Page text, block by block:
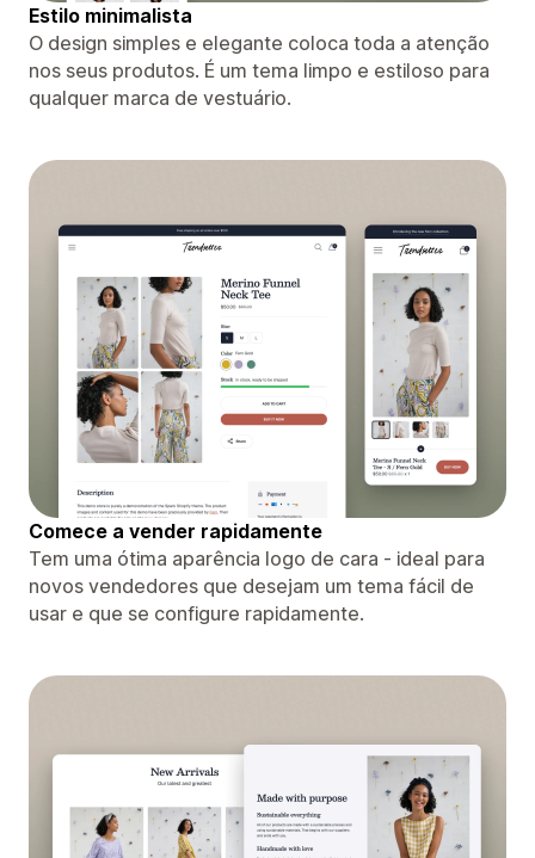
Estilo minimalista
O design simples e elegante coloca toda a atenção
nos seus produtos. É um tema limpo e estiloso para
qualquer marca de vestuário.
Comece a vender rapidamente
Tem uma ótima aparência logo de cara - ideal para
novos vendedores que desejam um tema fácil de
usar e que se configure rapidamente.